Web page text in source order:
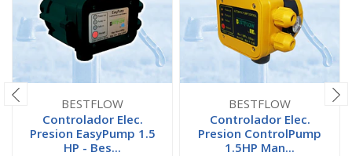
BESTFLOW
Controlador Elec.
Presion EasyPump 1.5
HP - Bes...
BESTFLOW
Controlador Elec.
Presion ControlPump
1.5HP Man...